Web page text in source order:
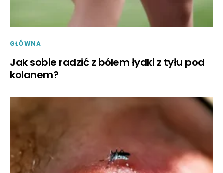
GŁÓWNA
Jak sobie radzić z bólem łydki z tyłu pod
kolanem?